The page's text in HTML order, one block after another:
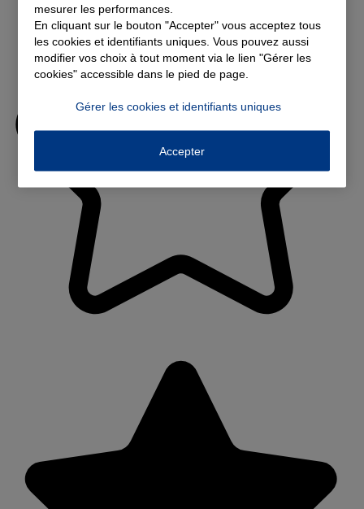
mesurer les performances.
En cliquant sur le bouton "Accepter" vous acceptez tous
les cookies et identifiants uniques. Vous pouvez aussi
modifier vos choix à tout moment via le lien "Gérer les
cookies" accessible dans le pied de page.
Gérer les cookies et identifiants uniques
Accepter